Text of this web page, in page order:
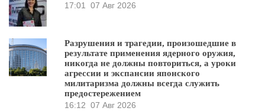
17:01
07 Авг 2026
Разрушения и трагедии, произошедшие в
результате применения ядерного оружия,
никогда не должны повториться, а уроки
агрессии и экспансии японского
милитаризма должны всегда служить
предостережением
16:12 07 Авг 2026